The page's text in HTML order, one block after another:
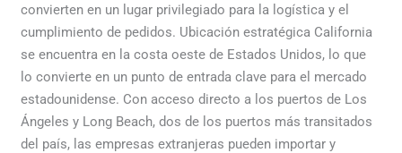
convierten en un lugar privilegiado para la logística y el
cumplimiento de pedidos. Ubicación estratégica California
se encuentra en la costa oeste de Estados Unidos, lo que
lo convierte en un punto de entrada clave para el mercado
estadounidense. Con acceso directo a los puertos de Los
Ángeles y Long Beach, dos de los puertos más transitados
del país, las empresas extranjeras pueden importar y